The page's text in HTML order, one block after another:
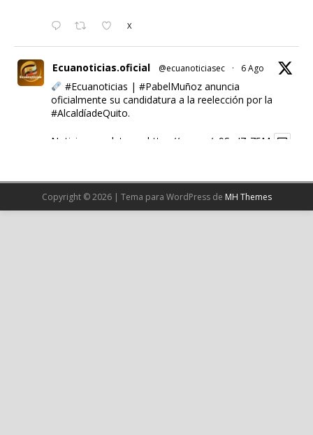
X
Ecuanoticias.oficial @ecuanoticiasec · 6 Ago
#Ecuanoticias | #PabelMuñozanuncia
oficialmente su candidatura a la reelección por la
#AlcaldíadeQuito.
Noticia completa en: https://wp.me/p9SwIZ-75M
Cargar más
Copyright © 2026 | Tema para WordPress de MH Themes